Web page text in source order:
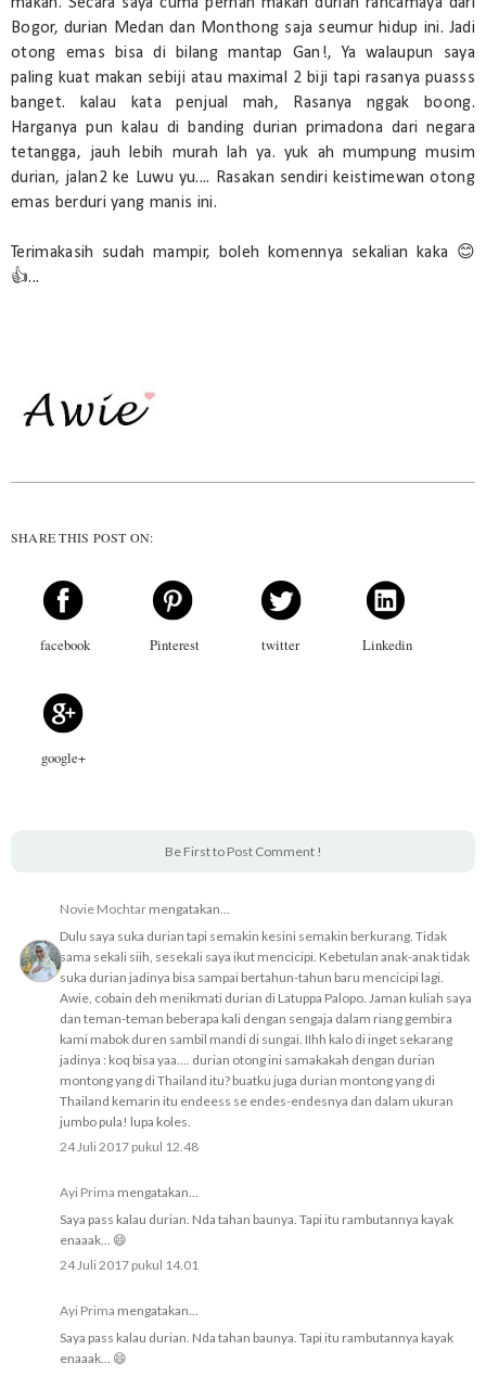
Bogor, durian Medan dan Monthong saja seumur hidup ini. Jadi
otong emas bisa di bilang mantap Gan!, Ya walaupun saya
paling kuat makan sebiji atau maximal 2 biji tapi rasanya puasss
banget. kalau kata penjual mah, Rasanya nggak boong.
Harganya pun kalau di banding durian primadona dari negara
tetangga, jauh lebih murah lah ya. yuk ah mumpung musim
durian, jalan2 ke Luwu yu.... Rasakan sendiri keistimewan otong
emas berduri yang manis ini.
Terimakasih sudah mampir, boleh komennya sekalian kaka 😊
👍...
SHARE THIS POST ON:
facebook Pinterest twitter Linkedin
google+
Be First to Post Comment !
Novie Mochtar mengatakan...
Dulu saya suka durian tapi semakin kesini semakin berkurang. Tidak
sama sekali siih, sesekali saya ikut mencicipi. Kebetulan anak-anak tidak
suka durian jadinya bisa sampai bertahun-tahun baru mencicipi lagi.
Awie, cobain deh menikmati durian di Latuppa Palopo. Jaman kuliah saya
dan teman-teman beberapa kali dengan sengaja dalam riang gembira
kami mabok duren sambil mandi di sungai. IIhh kalo di inget sekarang
jadinya : koq bisa yaa.... durian otong ini samakakah dengan durian
montong yang di Thailand itu? buatku juga durian montong yang di
Thailand kemarin itu endeess se endes-endesnya dan dalam ukuran
jumbo pula! lupa koles.
24 Juli 2017 pukul 12.48
Ayi Prima mengatakan...
Saya pass kalau durian. Nda tahan baunya. Tapi itu rambutannya kayak
enaaak... 😄
24 Juli 2017 pukul 14.01
Ayi Prima mengatakan...
Saya pass kalau durian. Nda tahan baunya. Tapi itu rambutannya kayak
enaaak... 😄